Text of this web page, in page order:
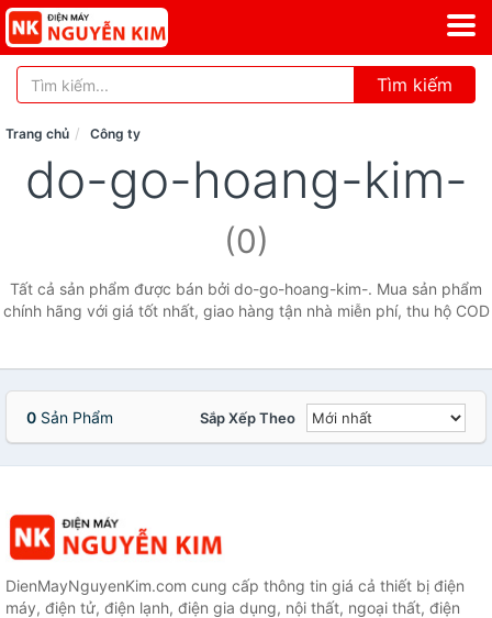
Tìm kiếm
Trang chủ Công ty
do-go-hoang-kim-
(0)
Tất cả sản phẩm được bán bởi do-go-hoang-kim-. Mua sản phẩm
chính hãng với giá tốt nhất, giao hàng tận nhà miễn phí, thu hộ COD
0 Sản Phẩm Sắp Xếp Theo
DienMayNguyenKim.com cung cấp thông tin giá cả thiết bị điện
máy, điện tử, điện lạnh, điện gia dụng, nội thất, ngoại thất, điện